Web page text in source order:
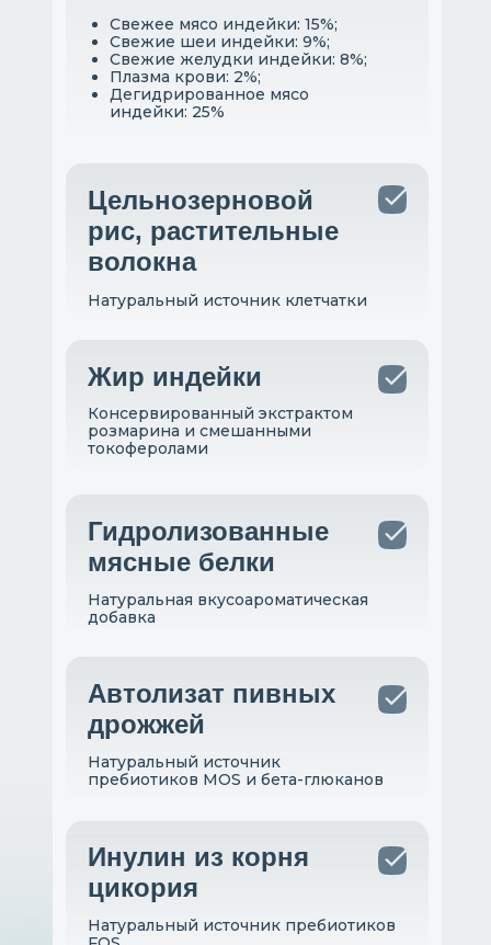
Жир индейки
Консервированный экстрактом
розмарина и смешанными
токоферолами
Цельнозерновой
рис, растительные
волокна
Натуральный источник клетчатки
Свежее мясо индейки: 15%;
Свежие шеи индейки: 9%;
Свежие желудки индейки: 8%;
Плазма крови: 2%;
Дегидрированное мясо
индейки: 25%
Гидролизованные
мясные белки
Натуральная вкусоароматическая
добавка
Инулин из корня
цикория
Натуральный источник пребиотиков
Автолизат пивных
дрожжей
Натуральный источник
пребиотиков MOS и бета-глюканов